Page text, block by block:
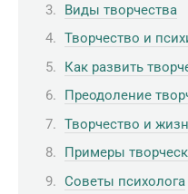
Виды творчества
Творчество и
Как развить
Преодоление
Творчество и
Примеры
Советы психолога